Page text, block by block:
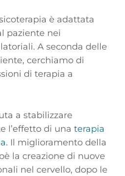
è adattata
paziente nei
A seconda delle
cerchiamo di
di terapia a
a stabilizzare
l’effetto di una terapia
. Il miglioramento della
la creazione di nuove
nel cervello, dopo le